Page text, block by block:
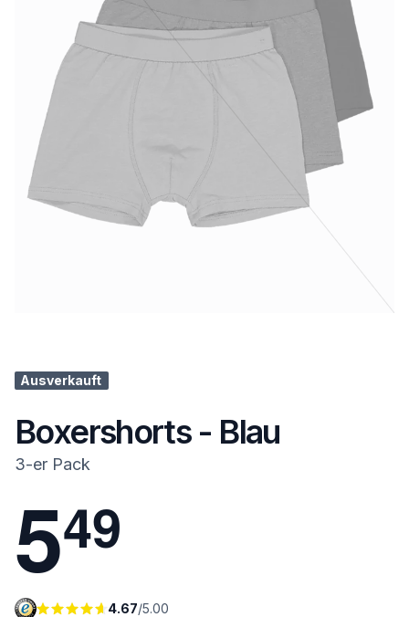
Ausverkauft
Boxershorts - Blau
3-er Pack
549
4.67/5.00